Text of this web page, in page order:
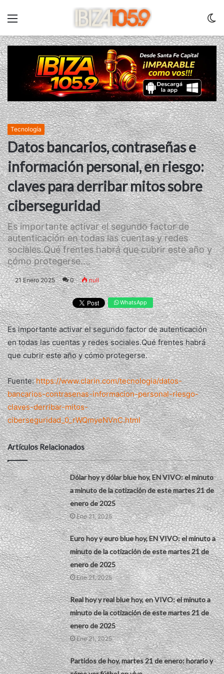
Tecnología
Datos bancarios, contraseñas e
información personal, en riesgo:
claves para derribar mitos sobre
ciberseguridad
Es importante activar el segundo factor de
autenticación en todas las cuentas y redes
sociales.Qué frentes habrá que cubrir este año y
cómo protegerse....
21 Enero 2025 0 null
WhatsApp
Es importante activar el segundo factor de autenticación
en todas las cuentas y redes sociales.Qué frentes habrá
que cubrir este año y cómo protegerse.
Fuente:https://www.clarin.com/tecnologia/datos-
bancarios-contrasenas-informacion-personal-riesgo-
claves-derribar-mitos-
ciberseguridad_0_rWQmyeNVnC.html
Artículos Relacionados
Dólar hoy y dólar blue hoy, EN VIVO: el minuto
a minuto de la cotización de este martes 21 de
enero de 2025
Ene 21, 2025
Euro hoy y euro blue hoy, EN VIVO: el minuto a
minuto de la cotización de este martes 21 de
enero de 2025
Ene 21, 2025
Real hoy y real blue hoy, en VIVO: el minuto a
minuto de la cotización de este martes 21 de
enero de 2025
Ene 21, 2025
Partidos de hoy, martes 21 de enero: horario y